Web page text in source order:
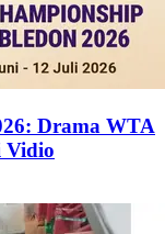
Drama WTA
Vidio